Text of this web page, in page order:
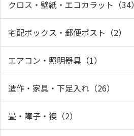
クロス・壁紙・エコカラット（34）
宅配ボックス・郵便ポスト（2）
エアコン・照明器具（1）
造作・家具・下足入れ（26）
畳・障子・襖（2）